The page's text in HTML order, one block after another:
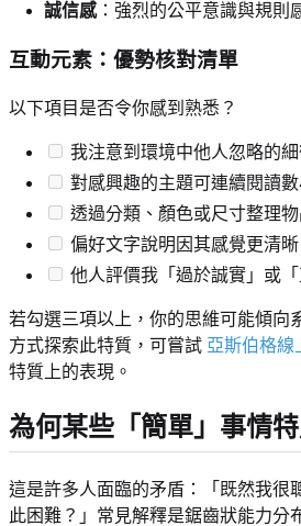
誠信感：強烈的公平意識與規則
互動元素：優勢核對清單
以下項目是否令你感到熟悉？
我注意到環境中他人忽略的
對感興趣的主題可連續閱讀
透過分類、顏色或尺寸整理
偏好文字說明因其感覺更清晰
他人評價我「過於誠實」或「
若勾選三項以上，你的思維可能傾向
方式探索此特質，可嘗試 亞斯伯格線
特質上的表現。
為何某些「簡單」事情
這是許多人面臨的矛盾：「既然我很
此困難？」常見解釋是鋸齒狀能力